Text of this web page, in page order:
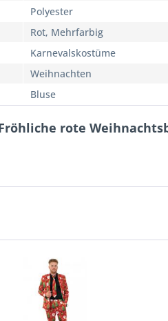
Polyester
Rot, Mehrfarbig
Karnevalskostüme
Weihnachten
Bluse
rote